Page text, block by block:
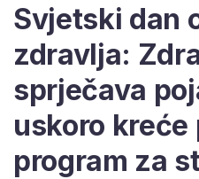
Svjetski dan
zdravlja:
sprječava
uskoro kreće
program za